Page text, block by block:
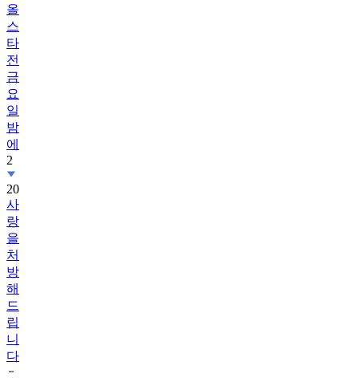
올
스
타
전
금
요
일
밤
에
2
20
사
랑
을
처
방
해
드
립
니
다